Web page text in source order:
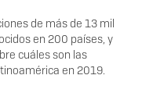
de más de 13 mil
en 200 países, y
cuáles son las
en 2019.